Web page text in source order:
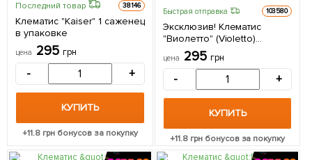
Последний товар 38146
Клематис "Kaiser" 1 саженец
в упаковке
цена 295 грн
- +
КУПИТЬ
+11.8 грн бонусов за покупку
Быстрая отправка 103580
Эксклюзив! Клематис
"Виолетто" (Violetto)
(крупноцветковый сорт) 1
саженец в упаковке
цена 295 грн
- +
КУПИТЬ
+11.8грн бонусов за покупку